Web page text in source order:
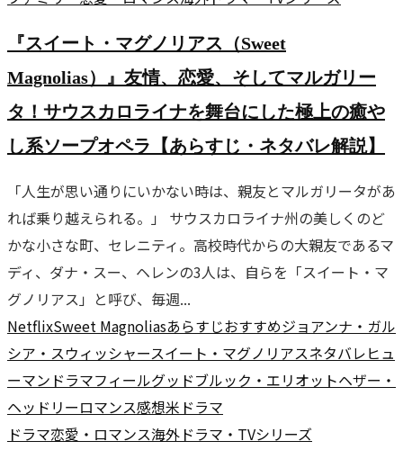
『スイート・マグノリアス（Sweet
Magnolias）』友情、恋愛、そしてマルガリー
タ！サウスカロライナを舞台にした極上の癒や
し系ソープオペラ【あらすじ・ネタバレ解説】
「人生が思い通りにいかない時は、親友とマルガリータがあ
れば乗り越えられる。」 サウスカロライナ州の美しくのど
かな小さな町、セレニティ。高校時代からの大親友であるマ
ディ、ダナ・スー、ヘレンの3人は、自らを「スイート・マ
グノリアス」と呼び、毎週...
NetflixSweet Magnoliasあらすじおすすめジョアンナ・ガル
シア・スウィッシャースイート・マグノリアスネタバレヒュ
ーマンドラマフィールグッドブルック・エリオットヘザー・
ヘッドリーロマンス感想米ドラマ
ドラマ恋愛・ロマンス海外ドラマ・TVシリーズ